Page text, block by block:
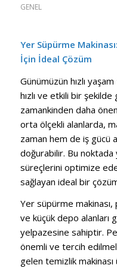
GENEL
Yer Süpürme
İçin İdeal Çözüm
Günümüzün hızlı
hızlı ve etkili bir
zamankinden daha
orta ölçekli alanlarda,
zaman hem de iş gücü
doğurabilir. Bu noktada
süreçlerini optimize
sağlayan ideal bir
Yer süpürme
ve küçük depo alanları
yelpazesine sahiptir.
önemli ve tercih
gelen temizlik